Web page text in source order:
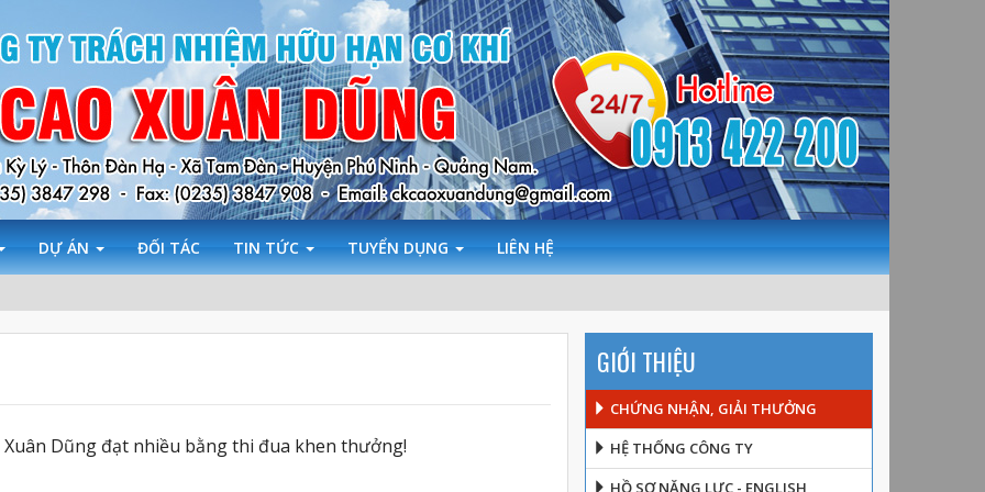
DỰ ÁN ĐỐI TÁC TIN TỨC TUYỂN DỤNG LIÊN HỆ
Xuân Dũng đạt nhiều bằng thi đua khen thưởng!
GIỚI THIỆU
CHỨNG NHẬN, GIẢI THƯỞNG
HỆ THỐNG CÔNG TY
HỒ SƠ NĂNG LỰC - ENGLISH